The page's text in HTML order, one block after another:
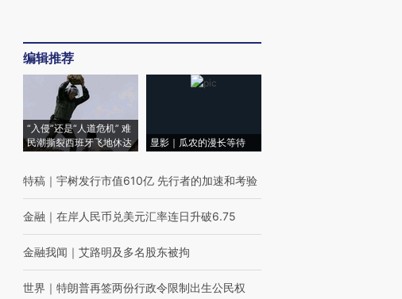
编辑推荐
“入侵”还是“人道危机” 难
民潮撕裂西班牙飞地休达
显影｜瓜农的漫长等待
特稿 ｜ 宇树发行市值610亿 先行者的加速和考验
金融 ｜ 在岸人民币兑美元汇率连日升破6.75
金融我闻 ｜ 艾路明及多名股东被拘
世界 ｜ 特朗普再签两份行政令限制出生公民权